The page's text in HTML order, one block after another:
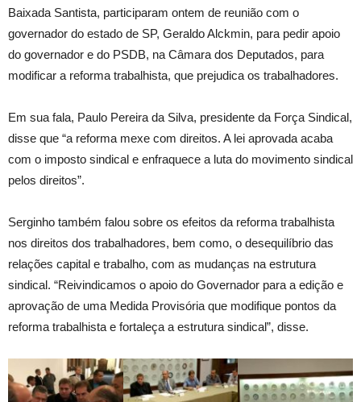
Baixada Santista, participaram ontem de reunião com o
governador do estado de SP, Geraldo Alckmin, para pedir apoio
do governador e do PSDB, na Câmara dos Deputados, para
modificar a reforma trabalhista, que prejudica os trabalhadores.
Em sua fala, Paulo Pereira da Silva, presidente da Força Sindical,
disse que “a reforma mexe com direitos. A lei aprovada acaba
com o imposto sindical e enfraquece a luta do movimento sindical
pelos direitos”.
Serginho também falou sobre os efeitos da reforma trabalhista
nos direitos dos trabalhadores, bem como, o desequilíbrio das
relações capital e trabalho, com as mudanças na estrutura
sindical. “Reivindicamos o apoio do Governador para a edição e
aprovação de uma Medida Provisória que modifique pontos da
reforma trabalhista e fortaleça a estrutura sindical”, disse.